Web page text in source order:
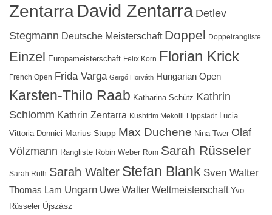
ZentarraDavid Zentarra Detlev
Stegmann Deutsche Meisterschaft Doppel Doppelrangliste
Einzel Europameisterschaft Felix Korn Florian Krick
French Open Frida Varga Gergő Horváth Hungarian Open
Karsten-Thilo Raab Katharina Schütz Kathrin
Schlomm Kathrin Zentarra Kushtrim Mekolli Lippstadt Lucia
Vittoria Donnici Marius Stupp Max Duchene Nina Twer Olaf
Völzmann Rangliste Robin Weber Rom Sarah Rüsseler
Sarah Rüth Sarah Walter Stefan Blank Sven Walter
Thomas Lam Ungarn Uwe Walter Weltmeisterschaft Yvo
Rüsseler Újszász